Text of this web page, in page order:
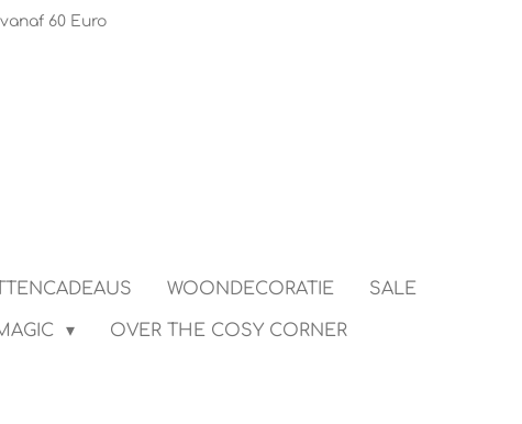
60 Euro
WOONDECORATIE SALE
OVER THE COSY CORNER